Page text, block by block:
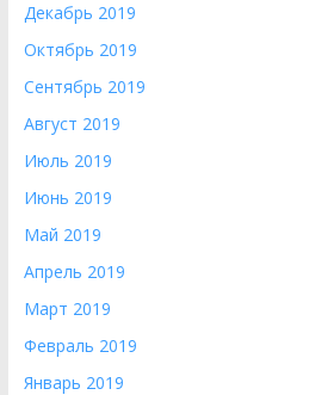
Декабрь 2019
Октябрь 2019
Сентябрь 2019
Август 2019
Июль 2019
Июнь 2019
Май 2019
Апрель 2019
Март 2019
Февраль 2019
Январь 2019